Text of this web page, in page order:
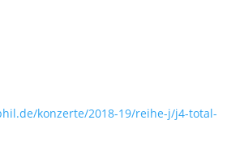
konzerte/2018-19/reihe-j/j4-total-